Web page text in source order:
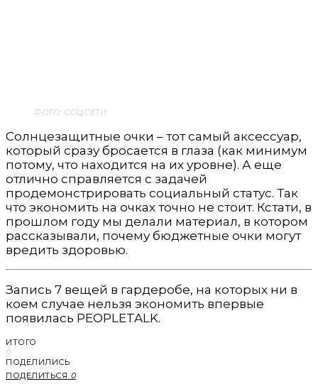
ФОТО: СОЦСЕТИ
Солнцезащитные очки – тот самый аксессуар,
который сразу бросается в глаза (как минимум
потому, что находится на их уровне). А еще
отлично справляется с задачей
продемонстрировать социальный статус. Так
что экономить на очках точно не стоит. Кстати, в
прошлом году мы делали материал, в котором
рассказывали, почему бюджетные очки могут
вредить здоровью.
Запись 7 вещей в гардеробе, на которых ни в
коем случае нельзя экономить впервые
появилась PEOPLETALK.
ИТОГО
0
ПОДЕЛИЛИСЬ
ПОДЕЛИТЬСЯ 0